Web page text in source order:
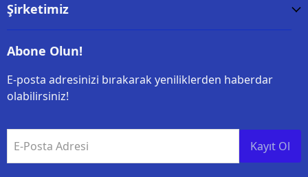
Şirketimiz
Abone Olun!
E-posta adresinizi bırakarak yeniliklerden haberdar
olabilirsiniz!
E-Posta Adresi Kayıt Ol